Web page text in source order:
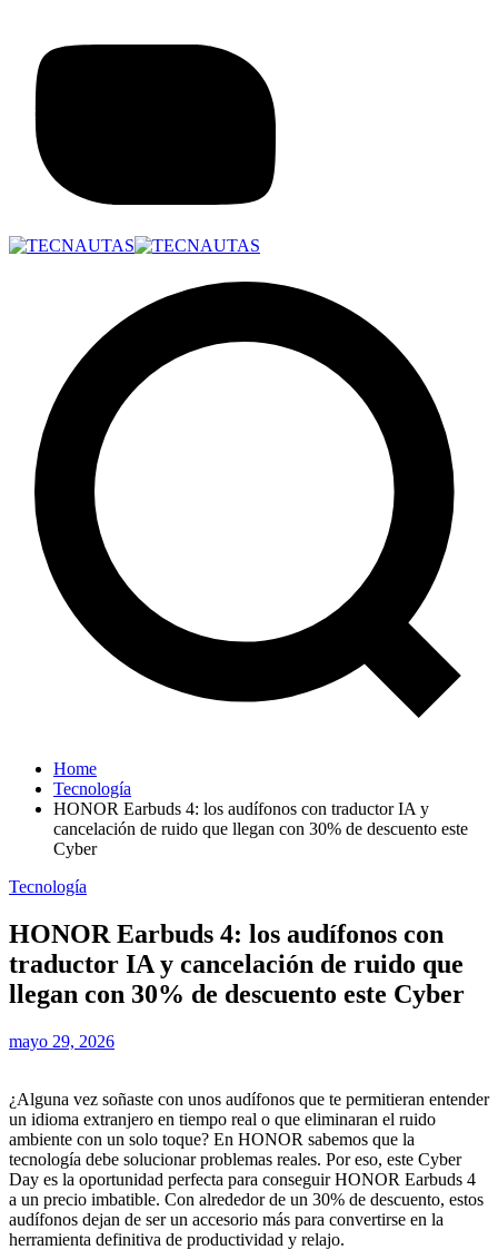
Home
Tecnología
HONOR Earbuds 4: los audífonos con traductor IA y
cancelación de ruido que llegan con 30% de descuento este
Cyber
Tecnología
HONOR Earbuds 4: los audífonos con
traductor IA y cancelación de ruido que
llegan con 30% de descuento este Cyber
mayo 29, 2026
¿Alguna vez soñaste con unos audífonos que te permitieran entender
un idioma extranjero en tiempo real o que eliminaran el ruido
ambiente con un solo toque? En HONOR sabemos que la
tecnología debe solucionar problemas reales. Por eso, este Cyber
Day es la oportunidad perfecta para conseguir HONOR Earbuds 4
a un precio imbatible. Con alrededor de un 30% de descuento, estos
audífonos dejan de ser un accesorio más para convertirse en la
herramienta definitiva de productividad y relajo.